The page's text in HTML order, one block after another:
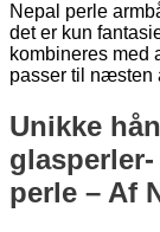
Nepal perle
det er kun
kombineres med
passer til næsten
Unikke
perle – Af